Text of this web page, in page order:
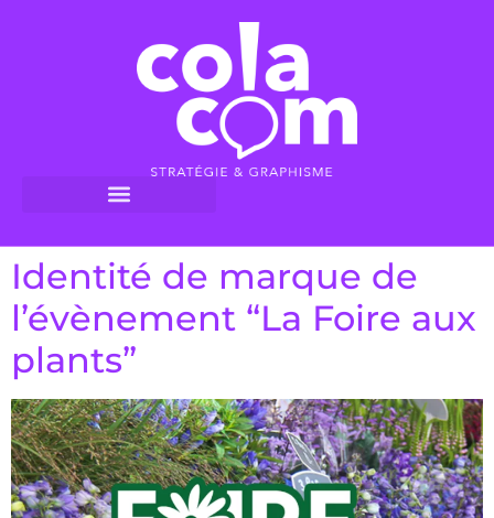
Identité de marque de
l’évènement “La Foire aux
plants”